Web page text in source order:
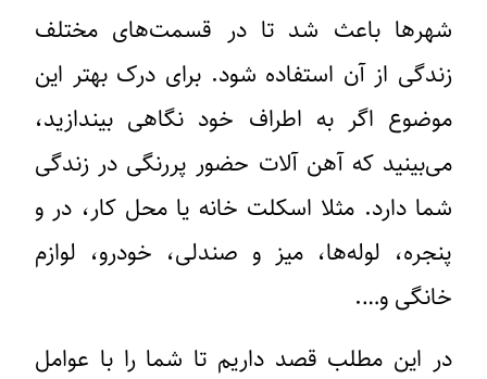
شهرها باعث شد تا در قسمت‌های مختلف
زندگی از آن استفاده شود. برای درک بهتر این
موضوع اگر به اطراف خود نگاهی بیندازید،
می‌بینید که آهن آلات حضور پررنگی در زندگی
شما دارد. مثلا اسکلت خانه‌ یا محل کار، در و
پنجره، لوله‌ها، میز و صندلی، خودرو، لوازم
خانگی و….
در این مطلب قصد داریم تا شما را با عوامل